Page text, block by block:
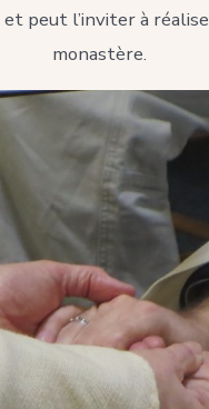
et peut l’inviter à
monastère.